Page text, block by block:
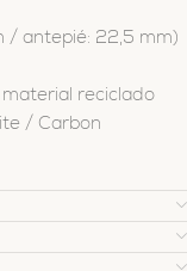
/ antepié: 22,5 mm)
reciclado
/ Carbon